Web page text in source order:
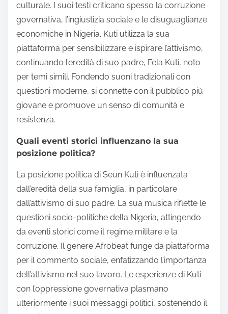
culturale. I suoi testi criticano spesso la corruzione
governativa, l’ingiustizia sociale e le disuguaglianze
economiche in Nigeria. Kuti utilizza la sua
piattaforma per sensibilizzare e ispirare l’attivismo,
continuando l’eredità di suo padre, Fela Kuti, noto
per temi simili. Fondendo suoni tradizionali con
questioni moderne, si connette con il pubblico più
giovane e promuove un senso di comunità e
resistenza.
Quali eventi storici influenzano la sua
posizione politica?
La posizione politica di Seun Kuti è influenzata
dall’eredità della sua famiglia, in particolare
dall’attivismo di suo padre. La sua musica riflette le
questioni socio-politiche della Nigeria, attingendo
da eventi storici come il regime militare e la
corruzione. Il genere Afrobeat funge da piattaforma
per il commento sociale, enfatizzando l’importanza
dell’attivismo nel suo lavoro. Le esperienze di Kuti
con l’oppressione governativa plasmano
ulteriormente i suoi messaggi politici, sostenendo il